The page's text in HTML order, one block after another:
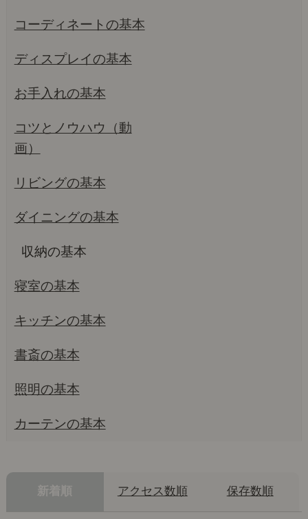
コーディネートの基本
ディスプレイの基本
お手入れの基本
コツとノウハウ（動
画）
リビングの基本
ダイニングの基本
収納の基本
寝室の基本
キッチンの基本
書斎の基本
照明の基本
カーテンの基本
新着順 アクセス数順 保存数順